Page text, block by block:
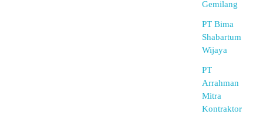
Gemilang
PT Bima
Shabartum
Wijaya
PT
Arrahman
Mitra
Kontraktor